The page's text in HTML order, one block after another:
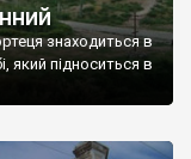
знаходиться в
який підноситься в